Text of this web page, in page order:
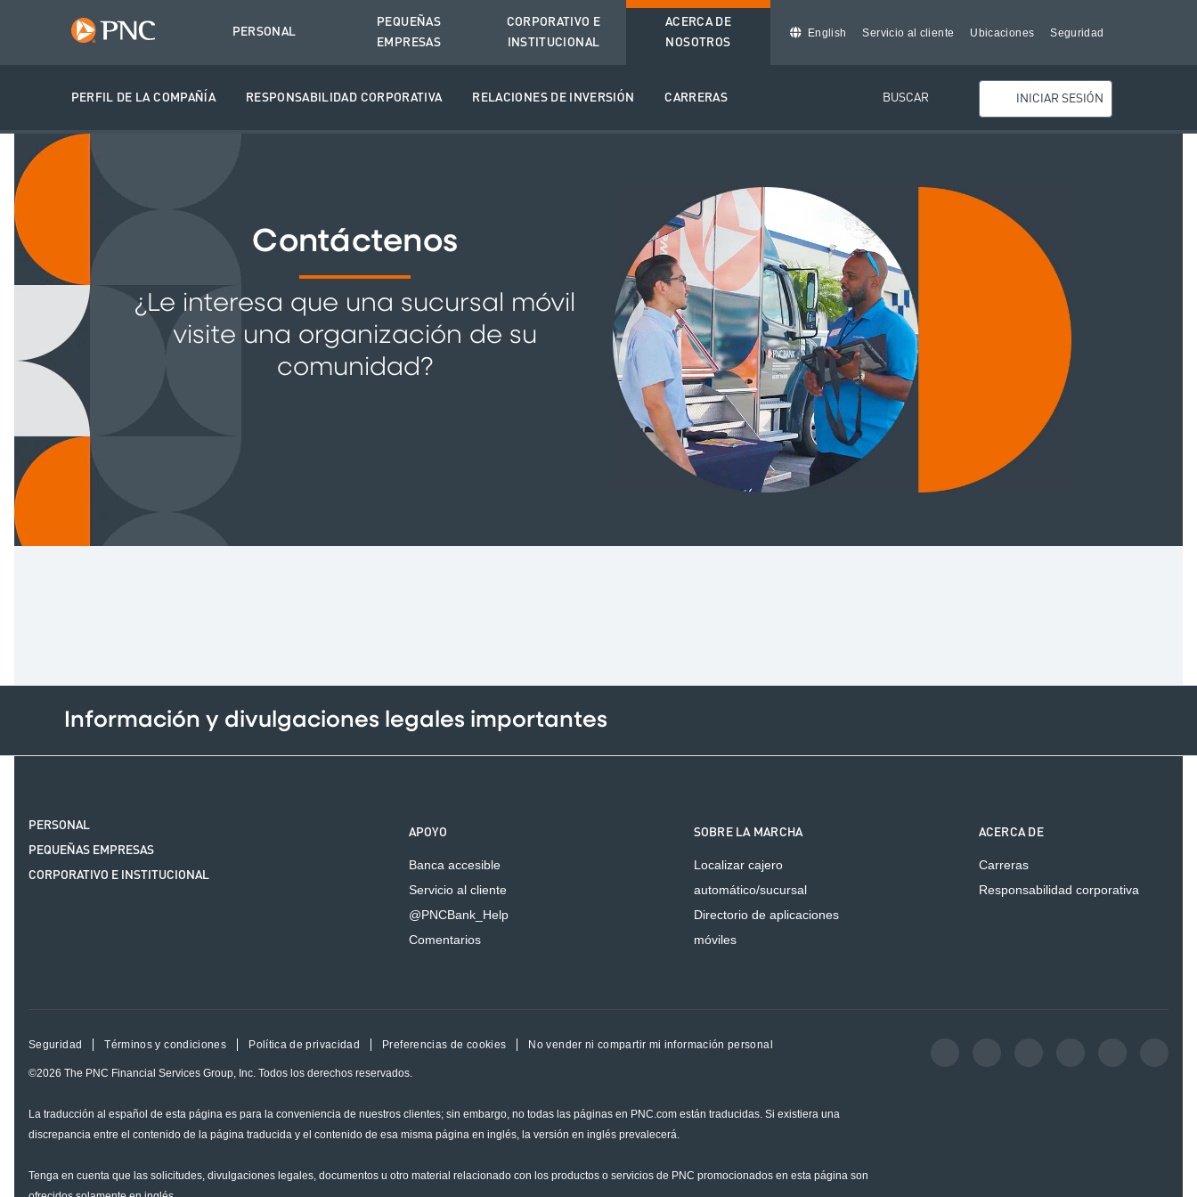
PERSONAL
PEQUEÑAS
EMPRESAS
CORPORATIVO E
INSTITUCIONAL
ACERCA DE
NOSOTROS
PERFIL DE LA COMPAÑÍA RESPONSABILIDAD CORPORATIVA RELACIONES DE INVERSIÓN CARRERAS
English Servicio al cliente Ubicaciones Seguridad
BUSCAR INICIAR SESIÓN
Contáctenos
¿Le interesa que una sucursal móvil
visite una organización de su
comunidad?
Información y divulgaciones legales importantes
PERSONAL
PEQUEÑAS EMPRESAS
CORPORATIVO E INSTITUCIONAL
APOYO
Banca accesible
Servicio al cliente
@PNCBank_Help
Comentarios
SOBRE LA MARCHA
Localizar cajero
automático/sucursal
Directorio de aplicaciones
móviles
ACERCA DE
Carreras
Responsabilidad corporativa
Seguridad Términos y condiciones Política de privacidad Preferencias de cookies No vender ni compartir mi información personal
©2026 The PNC Financial Services Group, Inc. Todos los derechos reservados.
La traducción al español de esta página es para la conveniencia de nuestros clientes; sin embargo, no todas las páginas en PNC.com están traducidas. Si existiera una
discrepancia entre el contenido de la página traducida y el contenido de esa misma página en inglés, la versión en inglés prevalecerá.
Tenga en cuenta que las solicitudes, divulgaciones legales, documentos u otro material relacionado con los productos o servicios de PNC promocionados en esta página son